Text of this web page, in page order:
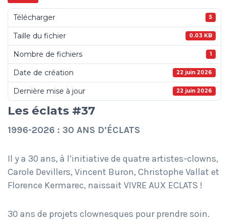
Télécharger 5
Taille du fichier 0.03 KB
Nombre de fichiers 1
Date de création 22 juin 2026
Dernière mise à jour 22 juin 2026
Les éclats #37
1996-2026 : 30 ANS D’ÉCLATS
Il y a 30 ans, à l’initiative de quatre artistes-clowns,
Carole Devillers, Vincent Buron, Christophe Vallat et
Florence Kermarec, naissait VIVRE AUX ECLATS !
30 ans de projets clownesques pour prendre soin.